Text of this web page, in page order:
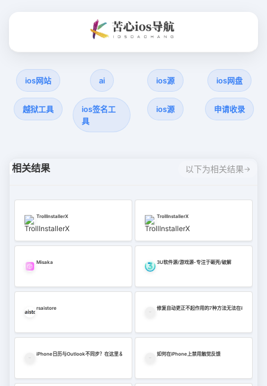
ios网站 ai ios源 ios网盘
越狱工具
ios签名工
具
ios源 申请收录
相关结果 以下为相关结果
TrollInstallerX TrollInstallerX
Misaka 3U软件源/游戏源-专注于砸壳/破解
rsaistore 修复自动更正不起作用的7种方法无法在iPhone或
iPhone日历与Outlook不同步？在这里＆＃039; re 12修复（2022）如何在iPhone上禁用触觉反馈